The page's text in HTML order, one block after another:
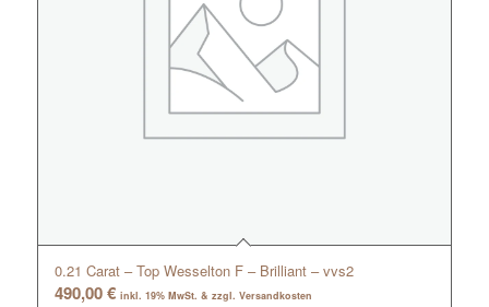
0.21 Carat – Top Wesselton F – Brilliant – vvs2
490,00€ inkl. 19% MwSt. & zzgl. Versandkosten